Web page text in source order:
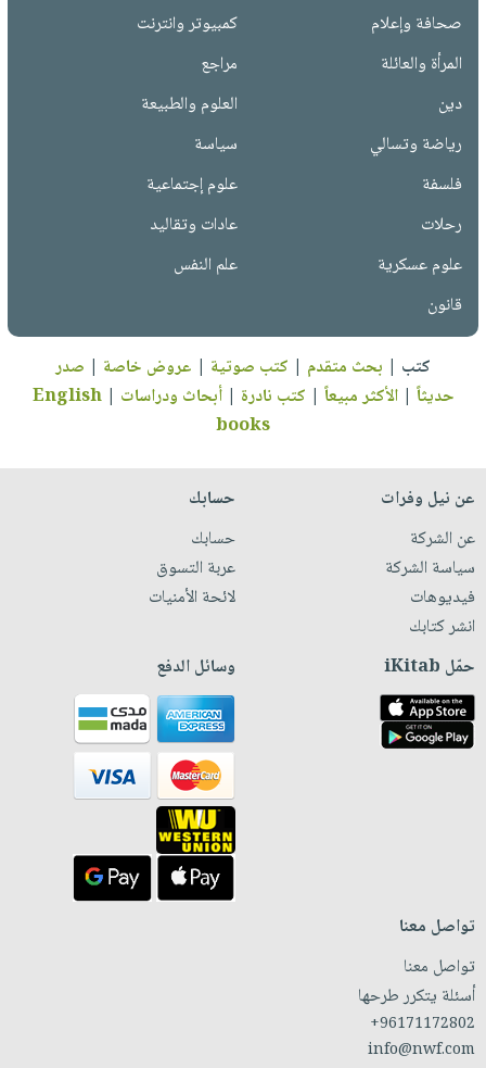
صحافة وإعلام
كمبيوتر وانترنت
المرأة والعائلة
مراجع
دين
العلوم والطبيعة
رياضة وتسالي
سياسة
فلسفة
علوم إجتماعية
رحلات
عادات وتقاليد
علوم عسكرية
علم النفس
قانون
كتب | بحث متقدم | كتب صوتية | عروض خاصة | صدر
حديثاً |الأكثر مبيعاً | كتب نادرة |أبحاث ودراسات |
English
books
عن نيل وفرات
عن الشركة
سياسة الشركة
فيديوهات
انشر كتابك
حسابك
حسابك
عربة التسوق
لائحة الأمنيات
حمّل iKitab وسائل الدفع
تواصل معنا
تواصل معنا
أسئلة يتكرر طرحها
+96171172802
info@nwf.com